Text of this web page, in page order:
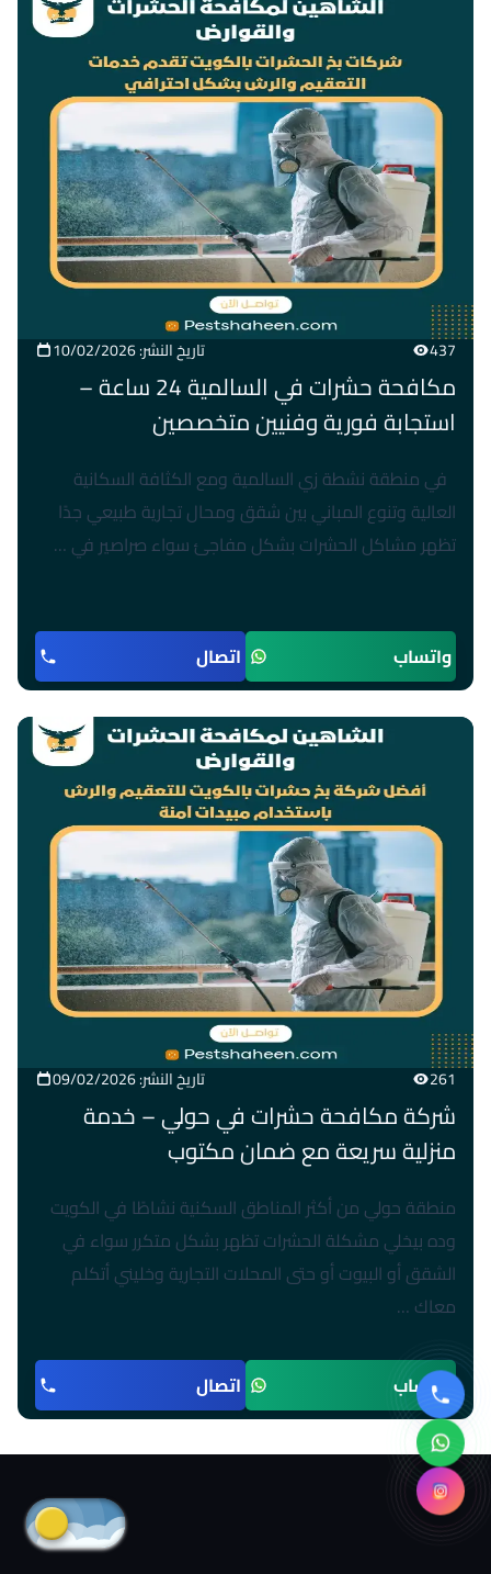
437 تاريخ النشر: 10/02/2026
مكافحة حشرات في السالمية 24 ساعة –
استجابة فورية وفنيين متخصصين
في منطقة نشطة زي السالمية ومع الكثافة السكانية
العالية وتنوع المباني بين شقق ومحال تجارية طبيعي جدًا
تظهر مشاكل الحشرات بشكل مفاجئ سواء صراصير في …
واتساب اتصال
261 تاريخ النشر: 09/02/2026
شركة مكافحة حشرات في حولي – خدمة
منزلية سريعة مع ضمان مكتوب
منطقة حولي من أكثر المناطق السكنية نشاطًا في الكويت
وده بيخلي مشكلة الحشرات تظهر بشكل متكرر سواء في
الشقق أو البيوت أو حتى المحلات التجارية وخليني أتكلم
معاك …
واتساب اتصال